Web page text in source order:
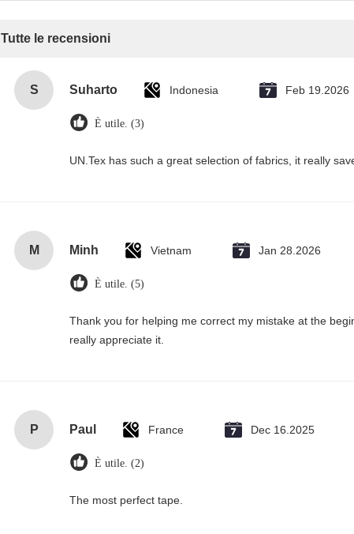
Tutte le recensioni
S Suharto Indonesia Feb 19.2026
È utile. (3)
UN.Tex has such a great selection of fabrics, it really
M Minh Vietnam Jan 28.2026
È utile. (5)
Thank you for helping me correct my mistake at the
really appreciate it.
P Paul France Dec 16.2025
È utile. (2)
The most perfect tape.